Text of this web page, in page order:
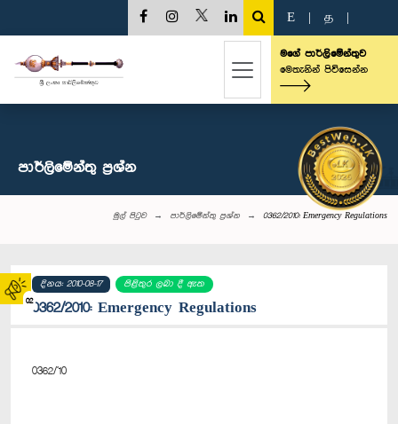
02
E த
මගේ පාර්ලිමේන්තුව
මෙතැනින් පිවිසෙන්න
පාර්ලි‌මේන්තු‌ ප්‍රශ්න
මුල් පිටුව පාර්ලි‌මේන්තු‌ ප්‍රශ්න 0362/2010: Emergency Regulations
දිනය: 2010-08-17 පිළිතුර ලබා දී ඇත
0362/2010: Emergency Regulations
0362/'10